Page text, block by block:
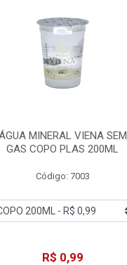
MINERAL VIENA SEM
GAS COPO PLAS 200ML
Código: 7003
R$ 0,99